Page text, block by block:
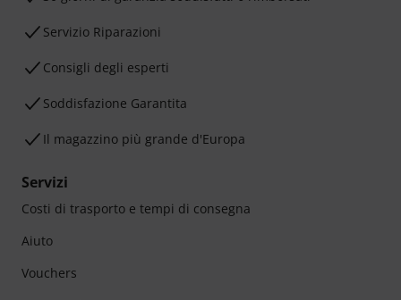
Servizio Riparazioni
Consigli degli esperti
Soddisfazione Garantita
Il magazzino più grande d'Europa
Servizi
Costi di trasporto e tempi di consegna
Aiuto
Vouchers